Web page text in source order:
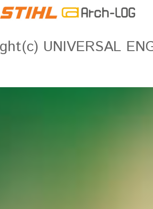
UNIVERSAL